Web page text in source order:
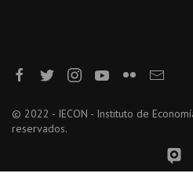
© 2022 - IECON - Instituto de
reservados.